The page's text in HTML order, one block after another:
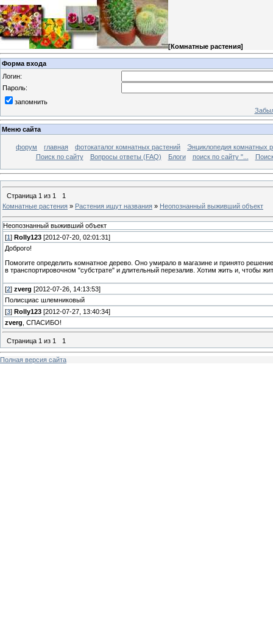
[Комнатные растения]
Форма входа
Логин:
Пароль:
запомнить
Меню сайта
форум главная фотокаталог комнатных растений
Энциклопедия комнатных
Поиск по сайту
Вопросы ответы (FAQ) Блоги поиск по сайту "...
Страница 1 из 1
1
Комнатные растения » Растения ищут названия » Неопознанный выживший объект
Неопознанный выживший объект
[1] Rolly123 [2012-07-20, 02:01:31]
Доброго!
Помогите определить комнатное дерево. Оно умирало в магазине и принято
в транспортировочном "субстрате" и длительный перезалив. Хотим жить и, чтобы
[2] zverg [2012-07-26, 14:13:53]
Полисциас шлемниковый
[3] Rolly123 [2012-07-27, 13:40:34]
zverg , СПАСИБО!
Страница 1 из 1 1
Полная версия сайта